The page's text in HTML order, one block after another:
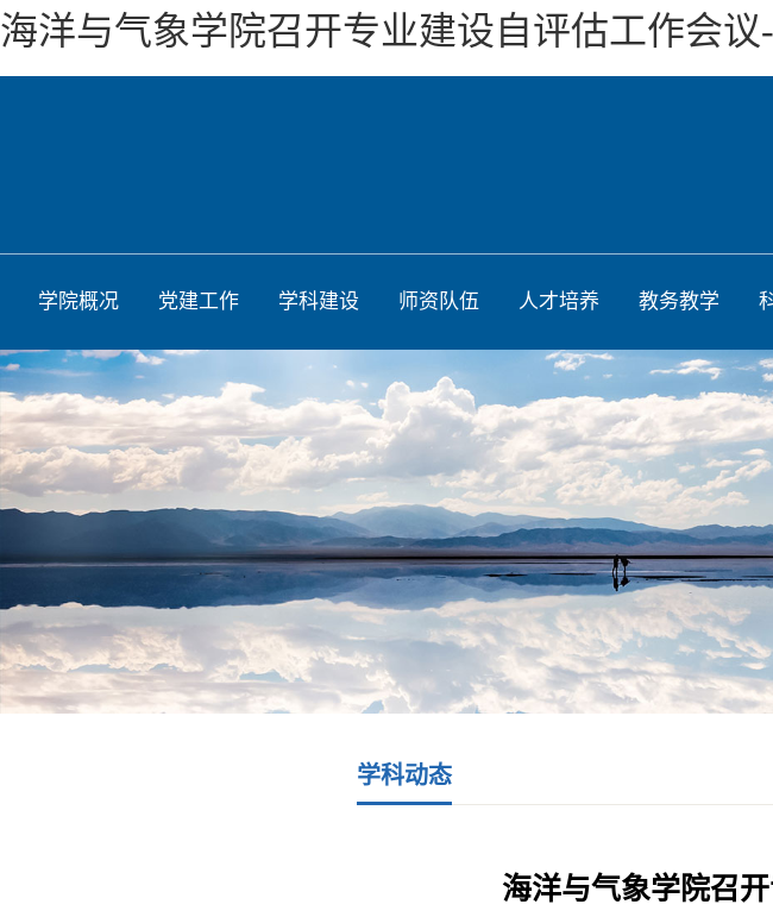
海洋与气象学院召开专业建设自评估工作会议
学院概况 党建工作 学科建设 师资队伍 人才培养 教务教学
学科动态
海洋与气象学院召